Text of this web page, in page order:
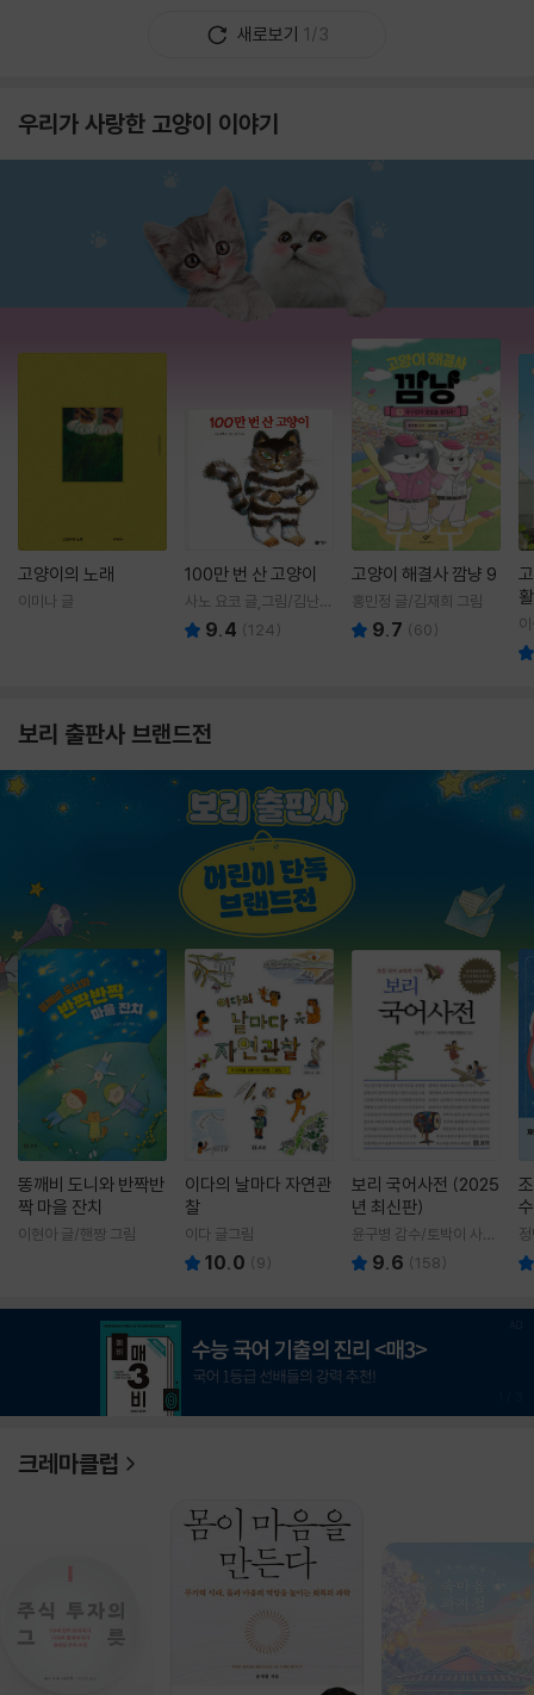
새로보기 1/3
우리가 사랑한 고양이 이야기
고양이의 노래
이미나 글
100만 번 산 고양이
사노 요코 글,그림/김난주
역 9.4 (124)
고양이 해결사 깜냥 9
홍민정 글/김재희 그림
9.7 (60)
보리 출판사 브랜드전
똥깨비 도니와 반짝반
짝 마을 잔치
이현아 글/핸짱 그림
이다의 날마다 자연관
찰
이다 글그림
10.0 (9)
보리 국어사전 (2025
년 최신판)
윤구병 감수/토박이 사전
편찬실 편
9.6 (158)
크레마클럽